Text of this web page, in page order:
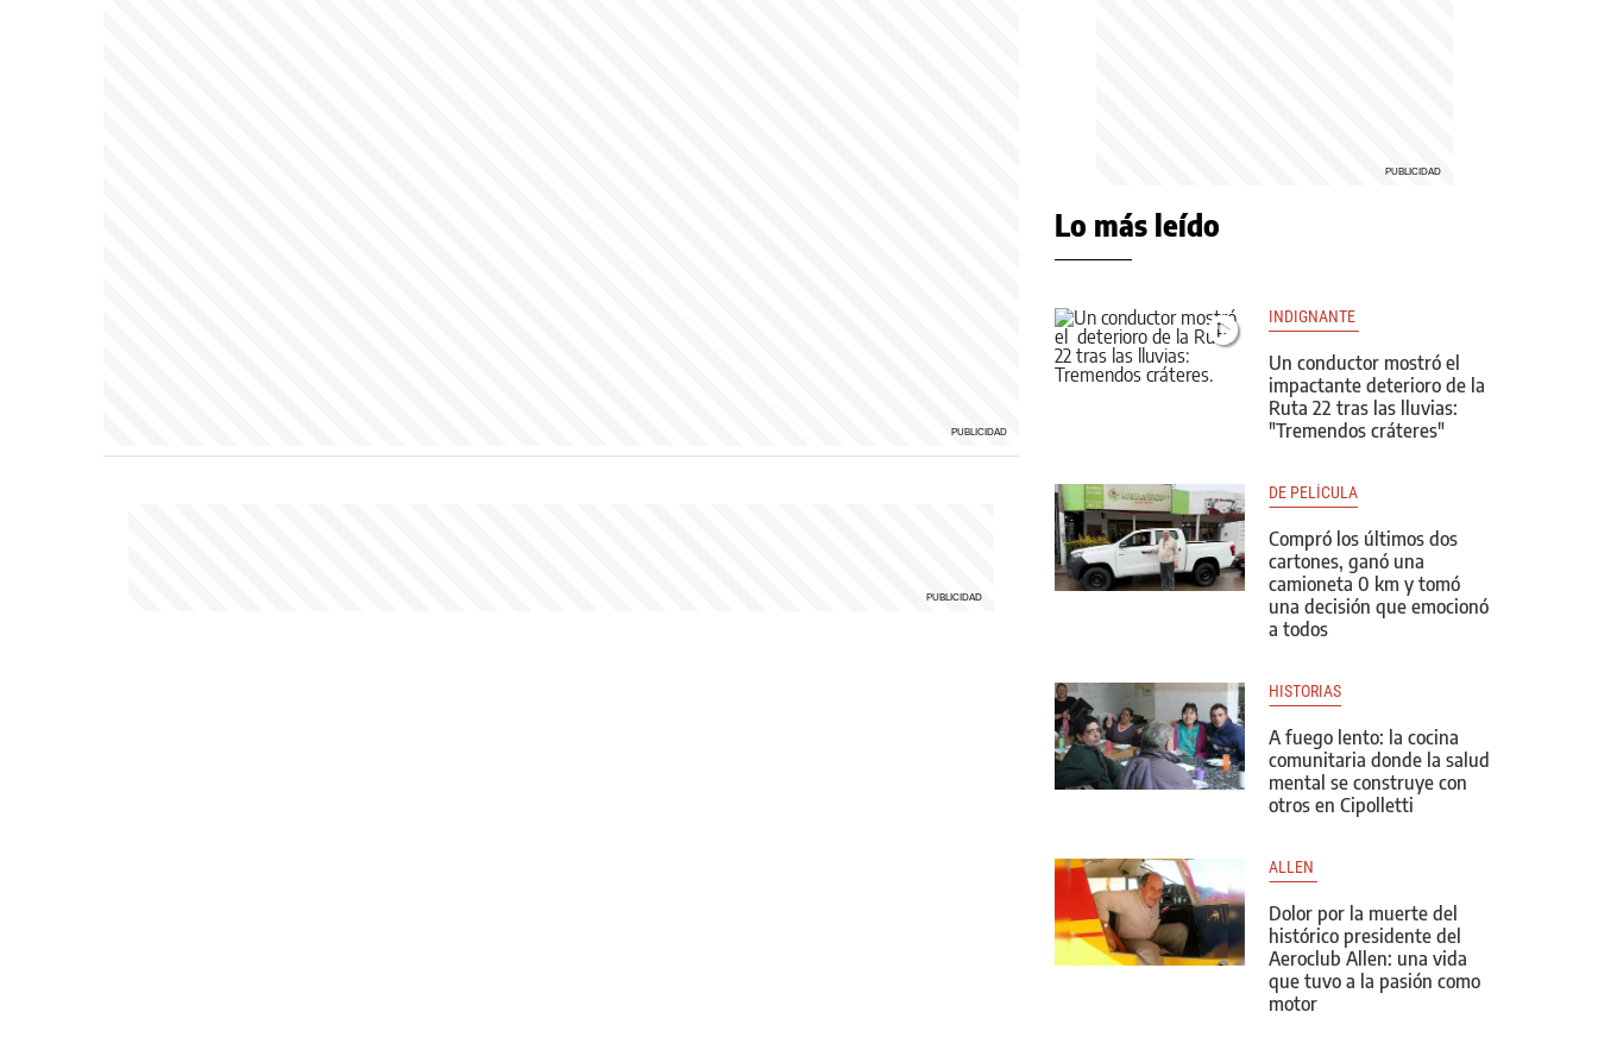
Lo más leído
INDIGNANTE
Un conductor mostró el
impactante deterioro de la
Ruta 22 tras las lluvias:
"Tremendos cráteres"
DE PELÍCULA
Compró los últimos dos
cartones, ganó una
camioneta 0 km y tomó
una decisión que emocionó
a todos
HISTORIAS
A fuego lento: la cocina
comunitaria donde la salud
mental se construye con
otros en Cipolletti
ALLEN
Dolor por la muerte del
histórico presidente del
Aeroclub Allen: una vida
que tuvo a la pasión como
motor